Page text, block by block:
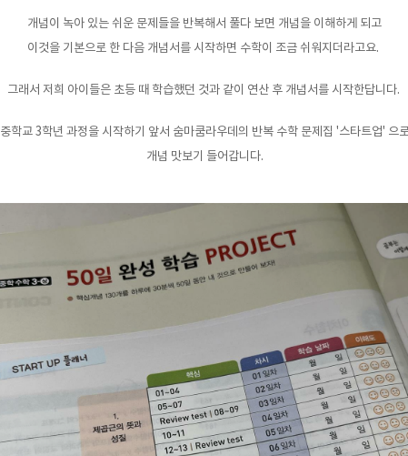
개념이 녹아 있는 쉬운 문제들을 반복해서 풀다 보면 개념을 이해하게 되고
이것을 기본으로 한 다음 개념서를 시작하면 수학이 조금 쉬워지더라고요.
그래서 저희 아이들은 초등 때 학습했던 것과 같이 연산 후 개념서를 시작한답니다.
중학교 3학년 과정을 시작하기 앞서 숨마쿰라우데의 반복 수학 문제집 '스타트업' 으
개념 맛보기 들어갑니다.